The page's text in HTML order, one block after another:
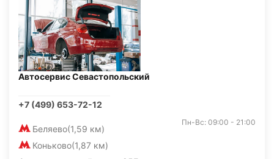
Автосервис Севастопольский
+7 (499) 653-72-12
Беляево(1,59 км)
Коньково(1,87 км)
Пн-Вс: 09:00 - 21:00